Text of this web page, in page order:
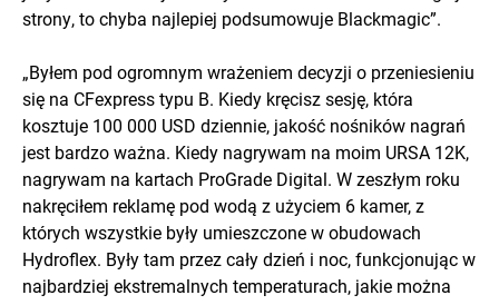
strony, to chyba najlepiej podsumowuje Blackmagic”.
„Byłem pod ogromnym wrażeniem decyzji o przeniesieniu
się na CFexpress typu B. Kiedy kręcisz sesję, która
kosztuje 100 000 USD dziennie, jakość nośników nagrań
jest bardzo ważna. Kiedy nagrywam na moim URSA 12K,
nagrywam na kartach ProGrade Digital. W zeszłym roku
nakręciłem reklamę pod wodą z użyciem 6 kamer, z
których wszystkie były umieszczone w obudowach
Hydroflex. Były tam przez cały dzień i noc, funkcjonując w
najbardziej ekstremalnych temperaturach, jakie można